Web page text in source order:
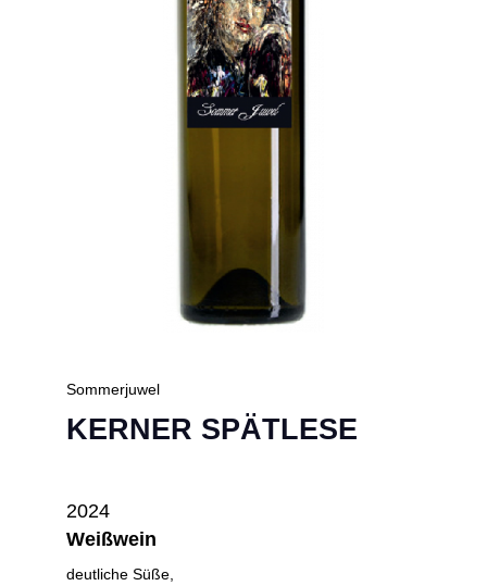
Sommerjuwel
KERNER SPÄTLESE
2024
Weißwein
deutliche Süße,